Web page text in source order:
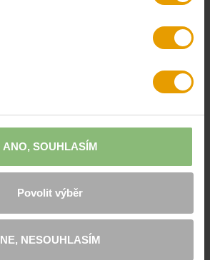
ANO, SOUHLASÍM
Povolit výběr
NE, NESOUHLASÍM